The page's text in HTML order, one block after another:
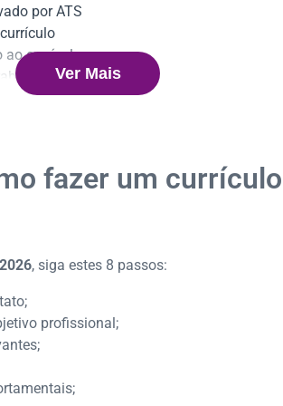
por ATS
ao currículo
um currículo?
valorizam o currículo
um currículo em menos de 30 segundos?
ainda está trabalhando
mail
Ver Mais
fazer um currículo
, siga estes 8 passos:
profissional;